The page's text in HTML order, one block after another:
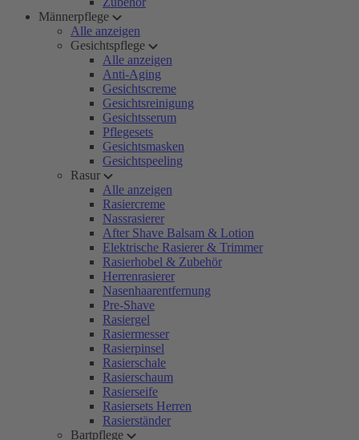
Männerpflege
Alle anzeigen
Gesichtspflege
Alle anzeigen
Anti-Aging
Gesichtscreme
Gesichtsreinigung
Gesichtsserum
Pflegesets
Gesichtsmasken
Gesichtspeeling
Rasur
Alle anzeigen
Rasiercreme
Nassrasierer
After Shave Balsam & Lotion
Elektrische Rasierer & Trimmer
Rasierhobel & Zubehör
Herrenrasierer
Nasenhaarentfernung
Pre-Shave
Rasiergel
Rasiermesser
Rasierpinsel
Rasierschale
Rasierschaum
Rasierseife
Rasiersets Herren
Rasierständer
Bartpflege